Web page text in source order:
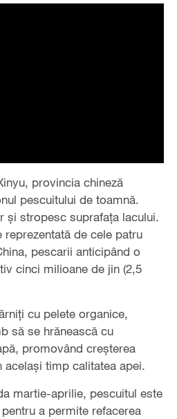
provincia chineză
pescuitului de toamnă.
și stropesc suprafața lacului.
de cele patru
pescarii anticipând o
cinci milioane de jin (2,5
cu pelete organice,
să se hrănească cu
promovând creșterea
același timp calitatea apei.
martie-aprilie, pescuitul este
a permite refacerea